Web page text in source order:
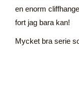
en enorm
fort jag bara kan!
Mycket bra serie